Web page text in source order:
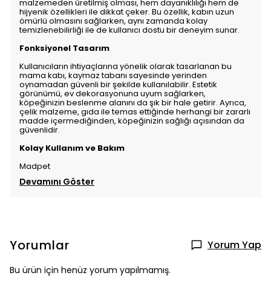
malzemeden üretilmiş olması, hem dayanıklılığı hem de
hijyenik özellikleri ile dikkat çeker. Bu özellik, kabın uzun
ömürlü olmasını sağlarken, aynı zamanda kolay
temizlenebilirliği ile de kullanıcı dostu bir deneyim sunar.
Fonksiyonel Tasarım
Kullanıcıların ihtiyaçlarına yönelik olarak tasarlanan bu
mama kabı, kaymaz tabanı sayesinde yerinden
oynamadan güvenli bir şekilde kullanılabilir. Estetik
görünümü, ev dekorasyonuna uyum sağlarken,
köpeğinizin beslenme alanını da şık bir hale getirir. Ayrıca,
çelik malzeme, gıda ile temas ettiğinde herhangi bir zararlı
madde içermediğinden, köpeğinizin sağlığı açısından da
güvenlidir.
Kolay Kullanım ve Bakım
Madpet
Devamını Göster
Yorumlar Yorum Yap
Bu ürün için henüz yorum yapılmamış.